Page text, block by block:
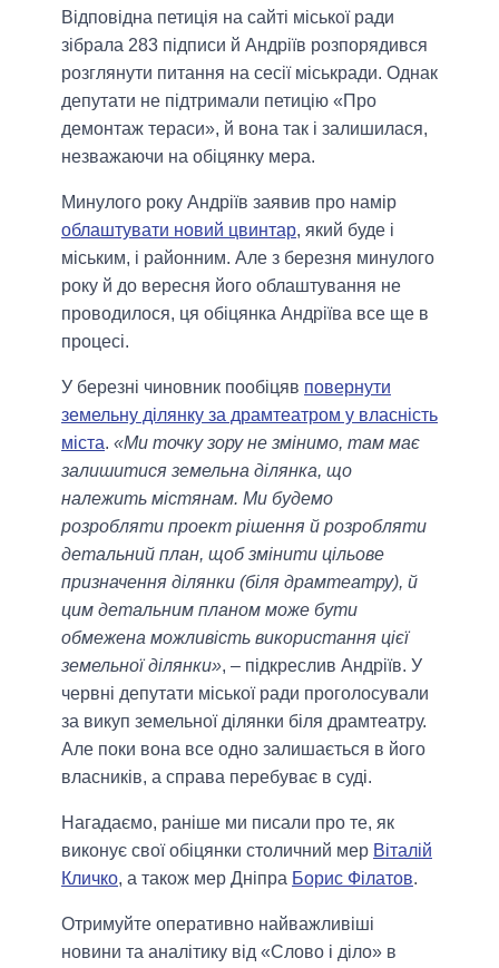
Відповідна петиція на сайті міської ради
зібрала 283 підписи й Андріїв розпорядився
розглянути питання на сесії міськради. Однак
депутати не підтримали петицію «Про
демонтаж тераси», й вона так і залишилася,
незважаючи на обіцянку мера.
Минулого року Андріїв заявив про намір
облаштувати новий цвинтар, який буде і
міським, і районним. Але з березня минулого
року й до вересня його облаштування не
проводилося, ця обіцянка Андріїва все ще в
процесі.
У березні чиновник пообіцяв повернути
земельну ділянку за драмтеатром у власність
міста. «Ми точку зору не змінимо, там має
залишитися земельна ділянка, що
належить містянам. Ми будемо
розробляти проект рішення й розробляти
детальний план, щоб змінити цільове
призначення ділянки (біля драмтеатру), й
цим детальним планом може бути
обмежена можливість використання цієї
земельної ділянки», – підкреслив Андріїв. У
червні депутати міської ради проголосували
за викуп земельної ділянки біля драмтеатру.
Але поки вона все одно залишається в його
власників, а справа перебуває в суді.
Нагадаємо, раніше ми писали про те, як
виконує свої обіцянки столичний мер Віталій
Кличко, а також мер Дніпра Борис Філатов.
Отримуйте оперативно найважливіші
новини та аналітику від «Слово і діло» в